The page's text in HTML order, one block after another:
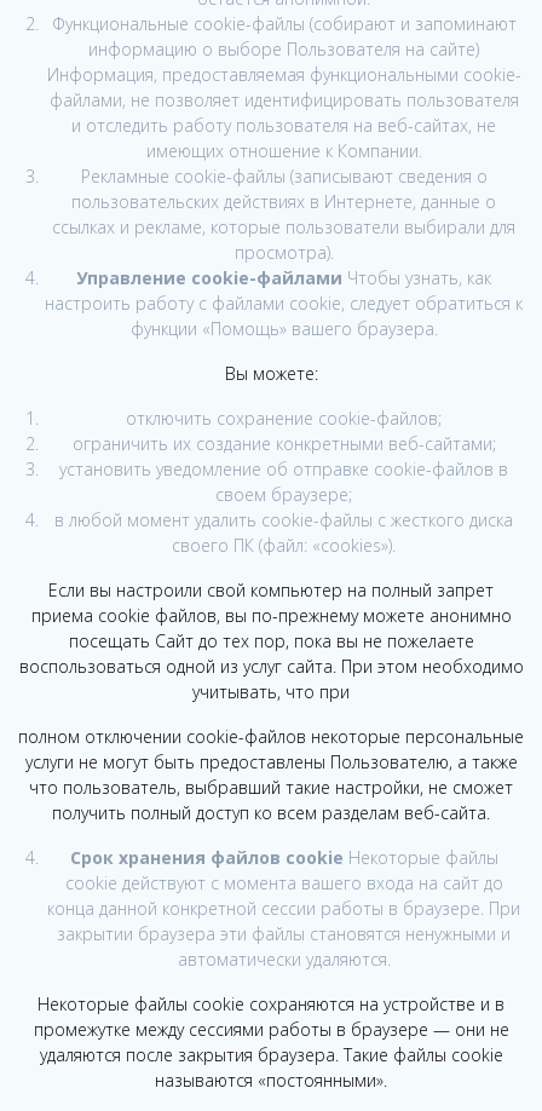
Функциональные cookie-файлы (собирают и запоминают
информацию о выборе Пользователя на сайте)
Информация, предоставляемая функциональными cookie-
файлами, не позволяет идентифицировать пользователя
и отследить работу пользователя на веб-сайтах, не
имеющих отношение к Компании.
Рекламные cookie-файлы (записывают сведения о
пользовательских действиях в Интернете, данные о
ссылках и рекламе, которые пользователи выбирали для
просмотра).
Управление cookie-файлами Чтобы узнать, как
настроить работу с файлами cookie, следует обратиться к
функции «Помощь» вашего браузера.
Вы можете:
отключить сохранение cookie-файлов;
ограничить их создание конкретными веб-сайтами;
установить уведомление об отправке cookie-файлов в
своем браузере;
в любой момент удалить cookie-файлы с жесткого диска
своего ПК (файл: «cookies»).
Если вы настроили свой компьютер на полный запрет
приема cookie файлов, вы по-прежнему можете анонимно
посещать Сайт до тех пор, пока вы не пожелаете
воспользоваться одной из услуг сайта. При этом необходимо
учитывать, что при
полном отключении cookie-файлов некоторые персональные
услуги не могут быть предоставлены Пользователю, а также
что пользователь, выбравший такие настройки, не сможет
получить полный доступ ко всем разделам веб-сайта.
Срок хранения файлов cookie Некоторые файлы
cookie действуют с момента вашего входа на сайт до
конца данной конкретной сессии работы в браузере. При
закрытии браузера эти файлы становятся ненужными и
автоматически удаляются.
Некоторые файлы cookie сохраняются на устройстве и в
промежутке между сессиями работы в браузере — они не
удаляются после закрытия браузера. Такие файлы cookie
называются «постоянными».